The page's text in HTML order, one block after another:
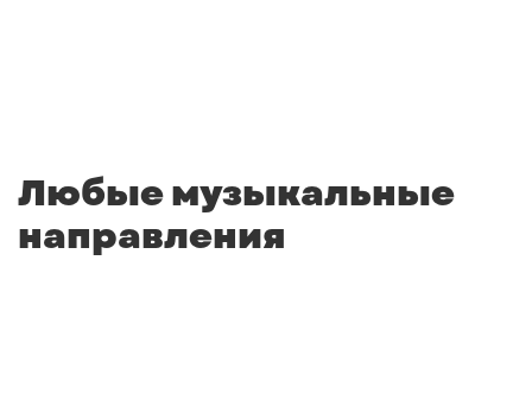
Любые музыкальные
направления